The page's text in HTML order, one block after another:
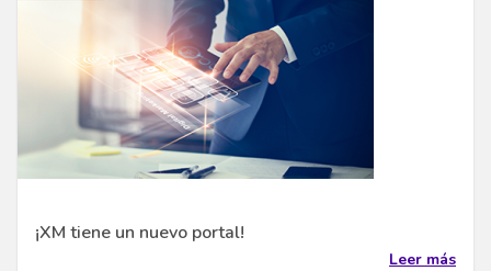
¡XM tiene un nuevo portal!
Leer más